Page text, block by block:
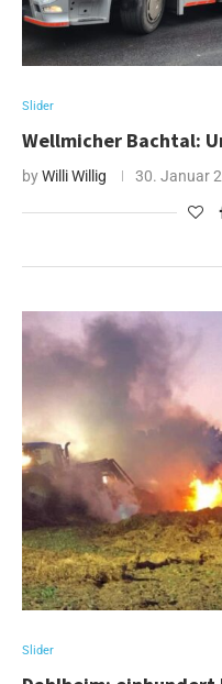
Slider
Wellmicher Bachtal:
byWilli Willig 30. Januar
Slider